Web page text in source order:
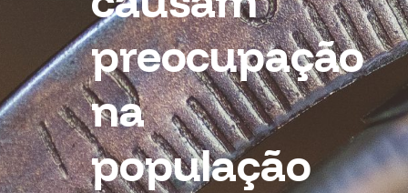
preocupação
na
população